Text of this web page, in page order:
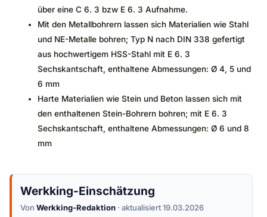
über eine C 6. 3 bzw E 6. 3 Aufnahme.
Mit den Metallbohrern lassen sich Materialien wie Stahl
und NE-Metalle bohren; Typ N nach DIN 338 gefertigt
aus hochwertigem HSS-Stahl mit E 6. 3
Sechskantschaft, enthaltene Abmessungen: Ø 4, 5 und
6 mm
Harte Materialien wie Stein und Beton lassen sich mit
den enthaltenen Stein-Bohrern bohren; mit E 6. 3
Sechskantschaft, enthaltene Abmessungen: Ø 6 und 8
mm
Werkking-Einschätzung
Von Werkking-Redaktion · aktualisiert 19.03.2026